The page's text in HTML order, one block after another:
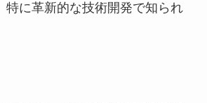
特に革新的な技術開発で知られ